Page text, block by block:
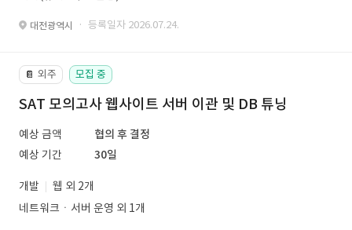
대전광역시 · 등록일자 2026.07.24.
📔 외주 모집 중
SAT 모의고사 웹사이트 서버 이관 및 DB 튜닝
예상 금액
협의 후 결정
예상 기간
30일
개발
웹 외 2개
네트워크ㆍ서버 운영 외 1개